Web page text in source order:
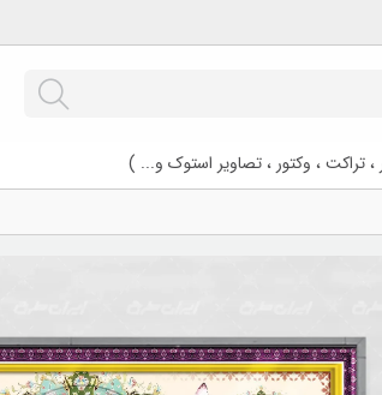
تراکت ، وکتور ، تصاویر استوک و... )